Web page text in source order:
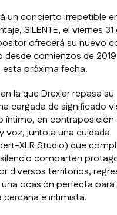
un concierto irrepetible
SILENTE, el viernes 31
ofrecerá su nuevo
comienzos de
próxima fecha.
la que Drexler repasa su
cargada de significado
en contraposición
voz, junto a una cuidada
XLR Studio) que
comparten
diversos territorios,
ocasión perfecta
cercana e intimista.